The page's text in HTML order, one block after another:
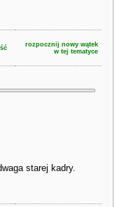
rozpocznij nowy wątek
w tej tematyce
starej kadry.